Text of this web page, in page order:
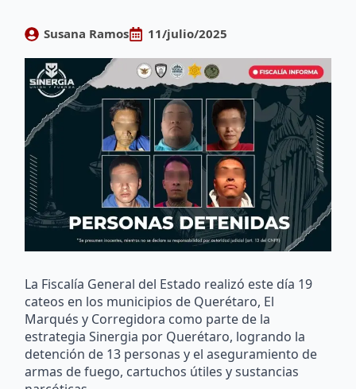
Susana Ramos 11/julio/2025
La Fiscalía General del Estado realizó este día 19
cateos en los municipios de Querétaro, El
Marqués y Corregidora como parte de la
estrategia Sinergia por Querétaro, logrando la
detención de 13 personas y el aseguramiento de
armas de fuego, cartuchos útiles y sustancias